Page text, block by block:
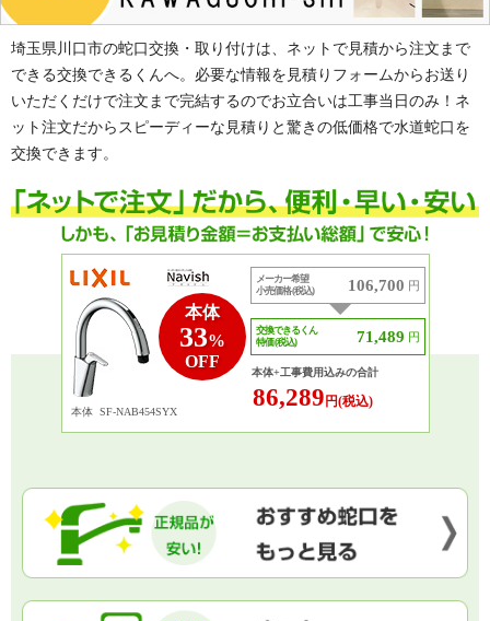
埼玉県川口市の蛇口交換・取り付けは、ネットで見積から注文まで
できる交換できるくんへ。必要な情報を見積りフォームからお送り
いただくだけで注文まで完結するのでお立合いは工事当日のみ！ネ
ット注文だからスピーディーな見積りと驚きの低価格で水道蛇口を
交換できます。
本体
33%
OFF
本体 SF-NAB454SYX
メーカー希望
小売価格 (税込)
106,700 円
交換できるくん
特価 (税込)
71,489 円
本体+工事費用込みの合計
86,289円(税込)